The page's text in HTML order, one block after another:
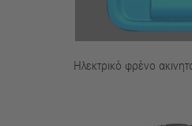
Ηλεκτρικό φρένο